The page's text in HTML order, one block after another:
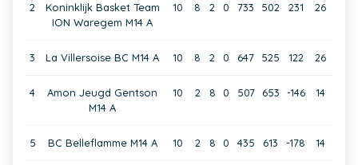
2
Koninklijk Basket Team
ION Waregem M14 A
10 8 2 0 733 502 231 26
3 La Villersoise BC M14 A 10 8 2 0 647 525 122 26
4
Amon Jeugd Gentson
M14 A
10 2 8 0 507 653 -146 14
5 BC Belleflamme M14 A 10 2 8 0 435 613 -178 14